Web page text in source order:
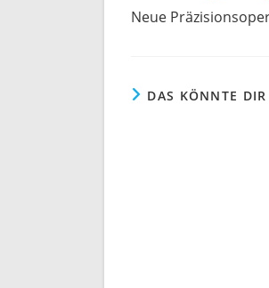
Neue
DAS KÖNNTE